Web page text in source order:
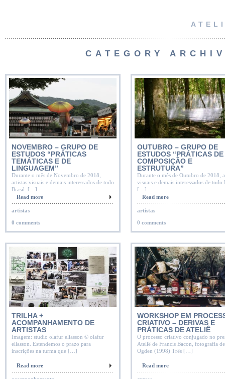
CATEGORY
NOVEMBRO – GRUPO DE
ESTUDOS “PRÁTICAS
TEMÁTICAS E DE
LINGUAGEM”
Durante o mês de Novembro de 2018,
artistas visuais e demais interessados de todo
Brasil, […]
Read more
artistas
0 comments
OUTUBRO – GRUPO DE
ESTUDOS “PRÁTICAS DE
COMPOSIÇÃO E
ESTRUTURA”
Durante o mês de Outubro de 2018,
visuais e demais interessados de todo
[…]
Read more
artistas
0 comments
TRILHA +
ACOMPANHAMENTO DE
ARTISTAS
Imagem: studio olafur eliasson © olafur
eliasson. Estendemos o prazo para
inscrições na turma que […]
Read more
WORKSHOP EM
CRIATIVO – DERIVAS E
PRÁTICAS DE ATELIÊ
O processo criativo conjugado no
Ateliê de Francis Bacon, fotografia
Ogden (1998) Três […]
Read more